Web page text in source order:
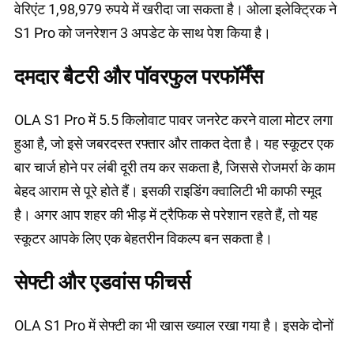
वेरिएंट 1,98,979 रुपये में खरीदा जा सकता है। ओला इलेक्ट्रिक ने
S1 Pro को जनरेशन 3 अपडेट के साथ पेश किया है।
दमदार बैटरी और पॉवरफुल परफॉर्मेंस
OLA S1 Pro में 5.5 किलोवाट पावर जनरेट करने वाला मोटर लगा
हुआ है, जो इसे जबरदस्त रफ्तार और ताकत देता है। यह स्कूटर एक
बार चार्ज होने पर लंबी दूरी तय कर सकता है, जिससे रोजमर्रा के काम
बेहद आराम से पूरे होते हैं। इसकी राइडिंग क्वालिटी भी काफी स्मूद
है। अगर आप शहर की भीड़ में ट्रैफिक से परेशान रहते हैं, तो यह
स्कूटर आपके लिए एक बेहतरीन विकल्प बन सकता है।
सेफ्टी और एडवांस फीचर्स
OLA S1 Pro में सेफ्टी का भी खास ख्याल रखा गया है। इसके दोनों